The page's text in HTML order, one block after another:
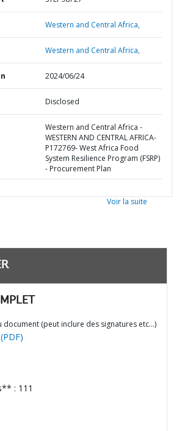
Western and Central Africa,
Western and Central Africa,
2024/06/24
Disclosed
Western and Central Africa -
WESTERN AND CENTRAL AFRICA-
P172769- West Africa Food
System Resilience Program (FSRP)
- Procurement Plan
Voir la suite
document (peut inclure des signatures etc…)
: 111